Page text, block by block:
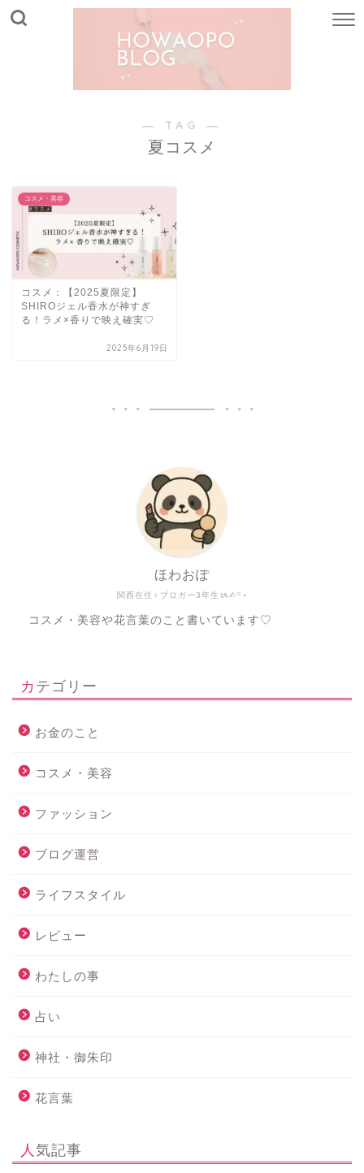
― TAG ―
夏コスメ
コスメ・美容
コスメ：【2025夏限定】
SHIROジェル香水が神すぎ
る！ラメ×香りで映え確実♡
2025年6月19日
関西在住♀ブロガー3年生ᝰ✍︎꙳⋆
ほわおぽ
コスメ・美容や花言葉のこと書いています♡
カテゴリー
お金のこと
コスメ・美容
ファッション
ブログ運営
ライフスタイル
レビュー
わたしの事
占い
神社・御朱印
花言葉
人気記事